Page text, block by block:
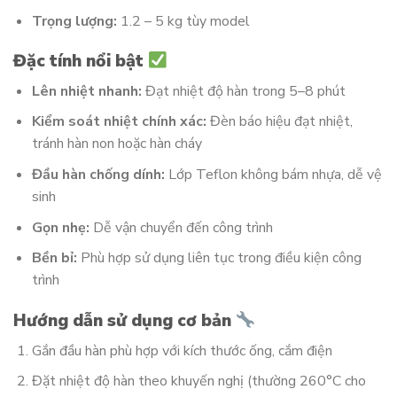
Trọng lượng: 1.2 – 5 kg tùy model
Đặc tính nổi bật
Lên nhiệt nhanh: Đạt nhiệt độ hàn trong 5–8 phút
Kiểm soát nhiệt chính xác: Đèn báo hiệu đạt nhiệt,
tránh hàn non hoặc hàn cháy
Đầu hàn chống dính: Lớp Teflon không bám nhựa, dễ vệ
sinh
Gọn nhẹ: Dễ vận chuyển đến công trình
Bền bỉ: Phù hợp sử dụng liên tục trong điều kiện công
trình
Hướng dẫn sử dụng cơ bản
Gắn đầu hàn phù hợp với kích thước ống, cắm điện
Đặt nhiệt độ hàn theo khuyến nghị (thường 260°C cho